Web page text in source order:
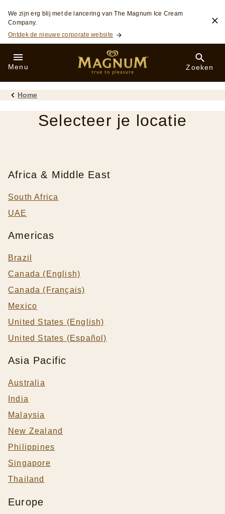
Skip to:
We zijn erg blij met de lancering van The Magnum Ice Cream
Company.
Ontdek de nieuwe corporate website
Menu Zoeken
Home
Selecteer je locatie
Africa & Middle East
South Africa
UAE
Americas
Brazil
Canada (English)
Canada (Français)
Mexico
United States (English)
United States (Español)
Asia Pacific
Australia
India
Malaysia
New Zealand
Philippines
Singapore
Thailand
Europe